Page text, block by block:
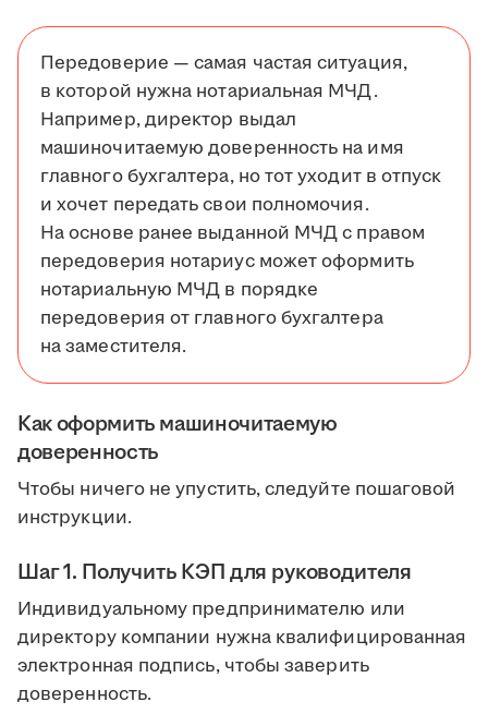
Передоверие — самая частая ситуация,
в которой нужна нотариальная МЧД.
Например, директор выдал
машиночитаемую доверенность на имя
главного бухгалтера, но тот уходит в отпуск
и хочет передать свои полномочия.
На основе ранее выданной МЧД с правом
передоверия нотариус может оформить
нотариальную МЧД в порядке
передоверия от главного бухгалтера
на заместителя.
Как оформить машиночитаемую
доверенность
Чтобы ничего не упустить, следуйте пошаговой
инструкции.
Шаг 1. Получить КЭП для руководителя
Индивидуальному предпринимателю или
директору компании нужна квалифицированная
электронная подпись, чтобы заверить
доверенность.